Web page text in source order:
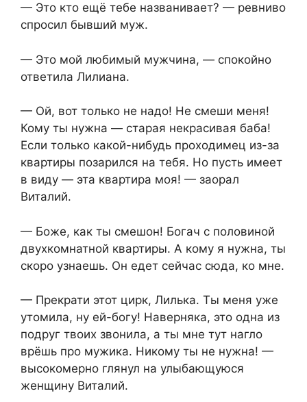
— Это кто ещё тебе названивает? — ревниво
спросил бывший муж.
— Это мой любимый мужчина, — спокойно
ответила Лилиана.
— Ой, вот только не надо! Не смеши меня!
Кому ты нужна — старая некрасивая баба!
Если только какой-нибудь проходимец из-за
квартиры позарился на тебя. Но пусть имеет
в виду — эта квартира моя! — заорал
Виталий.
— Боже, как ты смешон! Богач с половиной
двухкомнатной квартиры. А кому я нужна, ты
скоро узнаешь. Он едет сейчас сюда, ко мне.
— Прекрати этот цирк, Лилька. Ты меня уже
утомила, ну ей-богу! Наверняка, это одна из
подруг твоих звонила, а ты мне тут нагло
врёшь про мужика. Никому ты не нужна! —
высокомерно глянул на улыбающуюся
женщину Виталий.